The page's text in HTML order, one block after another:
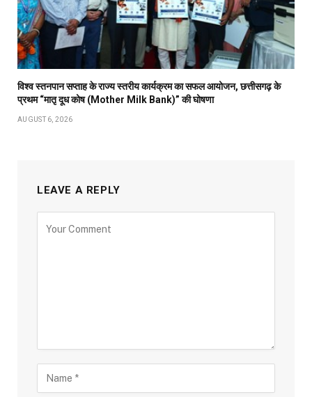
विश्व स्तनपान सप्ताह के राज्य स्तरीय कार्यक्रम का सफल आयोजन, छत्तीसगढ़ के
प्रथम “मातृ दूध कोष (Mother Milk Bank)” की घोषणा
AUGUST 6, 2026
LEAVE A REPLY